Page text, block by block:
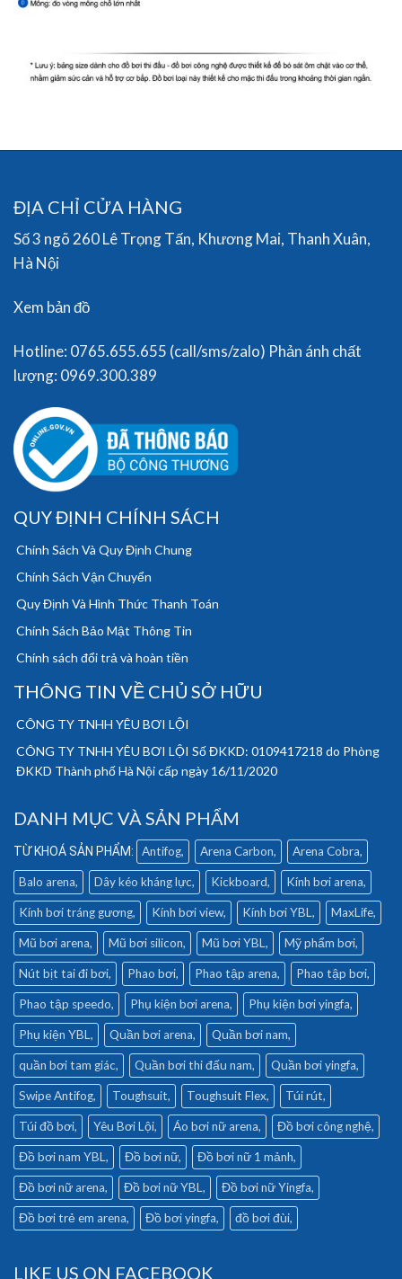
ĐỊA CHỈ CỬA HÀNG
Số 3 ngõ 260 Lê Trọng Tấn, Khương Mai, Thanh Xuân,
Hà Nội
Xem bản đồ
Hotline: 0765.655.655 (call/sms/zalo) Phản ánh chất
lượng: 0969.300.389
QUY ĐỊNH CHÍNH SÁCH
Chính Sách Và Quy Định Chung
Chính Sách Vận Chuyển
Quy Định Và Hình Thức Thanh Toán
Chính Sách Bảo Mật Thông Tin
Chính sách đổi trả và hoàn tiền
THÔNG TIN VỀ CHỦ SỞ HỮU
CÔNG TY TNHH YÊU BƠI LỘI
CÔNG TY TNHH YÊU BƠI LỘI Số ĐKKD: 0109417218 do Phòng
ĐKKD Thành phố Hà Nội cấp ngày 16/11/2020
DANH MỤC VÀ SẢN PHẨM
Antifog Arena Carbon Arena Cobra
Balo arena Dây kéo kháng lực Kickboard Kính bơi arena
Kính bơi tráng gương Kính bơi view Kính bơi YBL MaxLife
Mũ bơi arena Mũ bơi silicon Mũ bơi YBL Mỹ phẩm bơi
Nút bịt tai đi bơi Phao bơi Phao tập arena Phao tập bơi
Phao tập speedo Phụ kiện bơi arena Phụ kiện bơi yingfa
Phụ kiện YBL Quần bơi arena Quần bơi nam
quần bơi tam giác Quần bơi thi đấu nam Quần bơi yingfa
Swipe Antifog Toughsuit Toughsuit Flex Túi rút
Túi đồ bơi Yêu Bơi Lội Áo bơi nữ arena Đồ bơi công nghệ
Đồ bơi nam YBL Đồ bơi nữ Đồ bơi nữ 1 mảnh
Đồ bơi nữ arena Đồ bơi nữ YBL Đồ bơi nữ Yingfa
Đồ bơi trẻ em arena Đồ bơi yingfa đồ bơi đùi
LIKE US ON FACEBOOK